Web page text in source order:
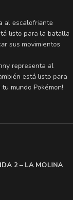
al escalofriante
listo para la batalla
sus movimientos
representa al
está listo para
mundo Pokémon!
2 – LA MOLINA